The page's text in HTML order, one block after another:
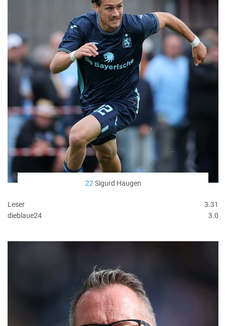
22 Sigurd Haugen
Leser
3.31
dieblaue24
3.0